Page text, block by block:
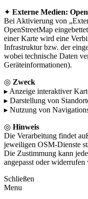
✦ Externe Medien:
Bei Aktivierung von
OpenStreetMap
einer Karte wird eine
Infrastruktur bzw. der
wobei technische Daten
Geräteinformationen).
◎ Zweck
▸ Anzeige interaktiver
▸ Darstellung von
▸ Nutzung von
◎ Hinweis
Die Verarbeitung findet
jeweiligen OSM-Dienste
Die Zustimmung kann
angepasst oder widerrufen
Schließen
Menu